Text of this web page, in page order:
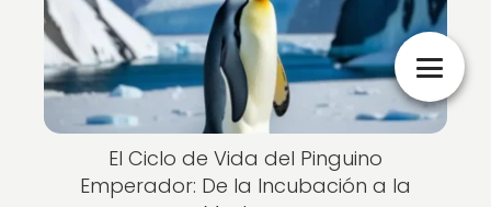
El Ciclo de Vida del Pinguino
Emperador: De la Incubación a la